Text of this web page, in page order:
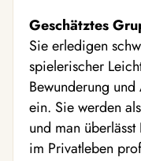
Geschätztes
Sie erledigen
spielerischer
Bewunderung
ein. Sie werden
und man
im Privatleben